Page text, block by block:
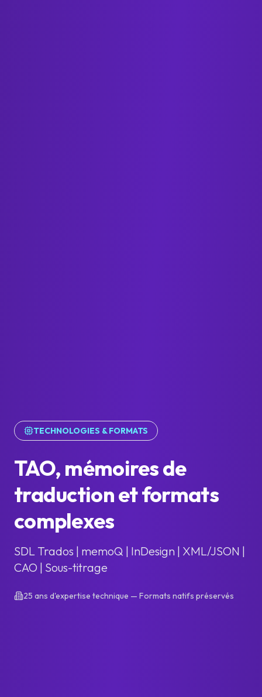
TECHNOLOGIES & FORMATS
TAO, mémoires de
traduction et formats
complexes
SDL Trados | memoQ | InDesign | XML/JSON |
CAO | Sous-titrage
25 ans d'expertise technique — Formats natifs préservés